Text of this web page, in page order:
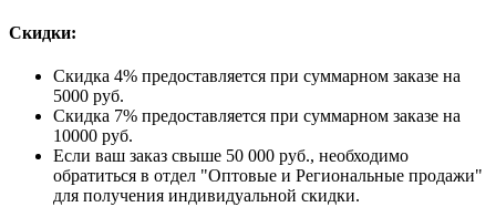
Скидки:
Скидка 4% предоставляется при суммарном заказе на
5000 руб.
Скидка 7% предоставляется при суммарном заказе на
10000 руб.
Если ваш заказ свыше 50 000 руб., необходимо
обратиться в отдел "Оптовые и Региональные продажи"
для получения индивидуальной скидки.